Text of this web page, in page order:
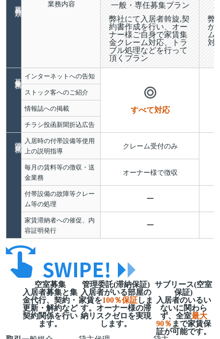
業務内容
インターネットへの告知
ストック客へのご紹介
情報誌への掲載
チラシ投函新聞折込広告
入居時の付帯設備等使用
上の説明指導
毎月の賃料等の徴収・送
金業務
付帯設備の故障等クレー
ム等の処理
家賃滞納者への催促、内
容証明発行
一般・専任募集プラン
弊社にて入居者斡旋,契
約書作成を行い、オー
ナー様ご自身で家賃集
金クレーム対応、トラ
ブル処理などを行って
頂くプラン
すべて対応
クレーム受付のみ
オーナー様で徴収
ー
ー
弊
か
ム
対
空室募集
入居者募集と集
金代行、契約・
更新・解約など
契約関係を行い
ます。
管理委託(滞納保証)
入居者がいる部屋の
家賃を100％保証しま
す。オーナー様の滞
納リスクゼロを実現
します。
サブリース(空室
保証)
入居者のいるい
ないに関わら
ず、全室最大
90％ まで家賃保
証が可能です。